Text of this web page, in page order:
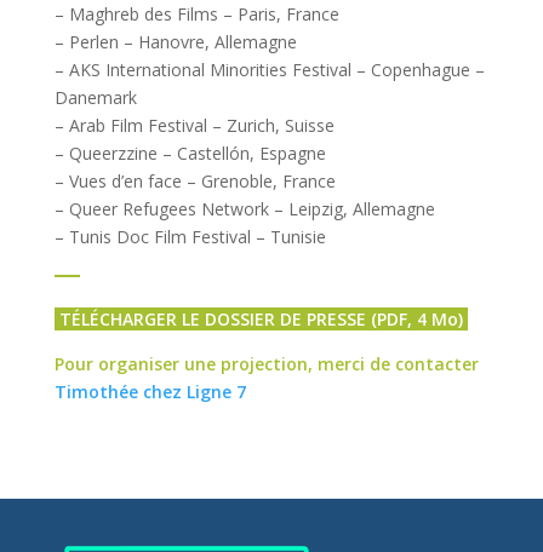
– Maghreb des Films – Paris, France
– Perlen – Hanovre, Allemagne
– AKS International Minorities Festival – Copenhague –
Danemark
– Arab Film Festival – Zurich, Suisse
– Queerzzine – Castellón, Espagne
– Vues d’en face – Grenoble, France
– Queer Refugees Network – Leipzig, Allemagne
– Tunis Doc Film Festival – Tunisie
TÉLÉCHARGER LE DOSSIER DE PRESSE (PDF, 4 Mo)
Pour organiser une projection, merci de contacter
Timothée chez Ligne 7